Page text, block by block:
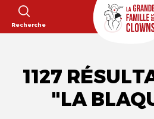
Recherche
1127
"LA